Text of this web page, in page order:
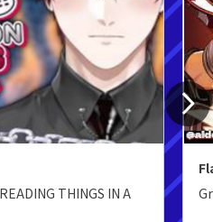
READING THINGS IN A